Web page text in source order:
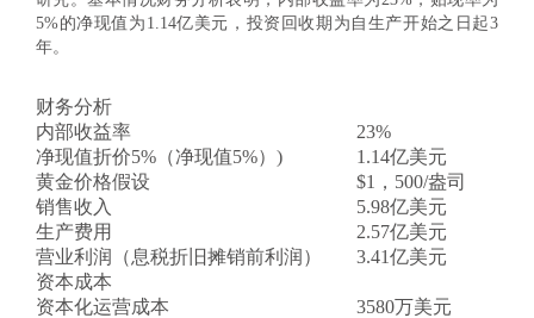
5%的净现值为1.14亿美元，投资回收期为自生产开始之日起3
年。
财务分析
内部收益率
23%
净现值折价5%（净现值5%） )
1.14亿美元
黄金价格假设
$1，500/盎司
销售收入
5.98亿美元
生产费用
2.57亿美元
营业利润（息税折旧摊销前利润）
3.41亿美元
资本成本
资本化运营成本
3580万美元